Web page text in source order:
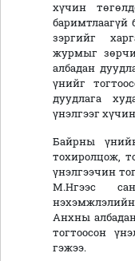
хүчин
баримтлаагүй
зэргийг
журмыг
албадан
үнийг
дуудлага
үнэлгээг
Байрны
тохиролцож,
үнэлгээчин
М.Нгээс
Анхны
тогтоосон
гэжээ.